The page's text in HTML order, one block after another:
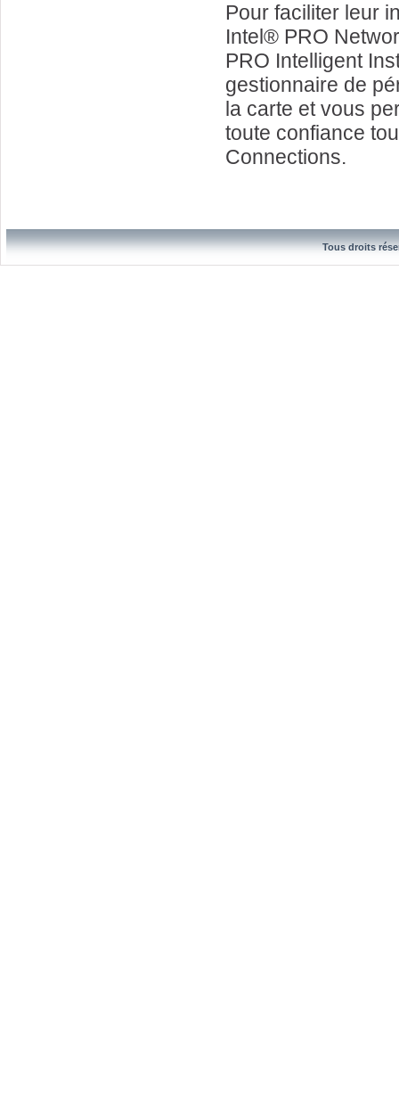
Pour faciliter leur
Intel® PRO
PRO Intelligent
gestionnaire de
la carte et vous
toute confiance
Connections.
Tous droits